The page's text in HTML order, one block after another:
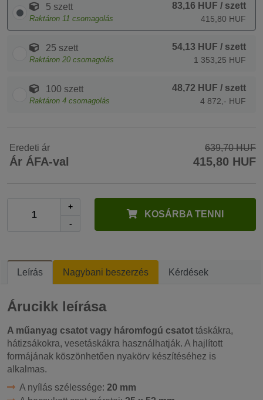
5 szett
Raktáron 11 csomagolás
83,16 HUF / szett
415,80 HUF
25 szett
Raktáron 20 csomagolás
54,13 HUF / szett
1 353,25 HUF
100 szett
Raktáron 4 csomagolás
48,72 HUF / szett
4 872,- HUF
Eredeti ár 639,70 HUF
Ár ÁFA-val 415,80 HUF
+
-
KOSÁRBA TENNI
Leírás Nagybani beszerzés Kérdések
Árucikk leírása
A műanyag csatot vagy háromfogú csatot táskákra,
hátizsákokra, vesetáskákra használhatják. A hajlított
formájának köszönhetően nyakörv készítéséhez is
alkalmas.
A nyílás szélessége: 20 mm